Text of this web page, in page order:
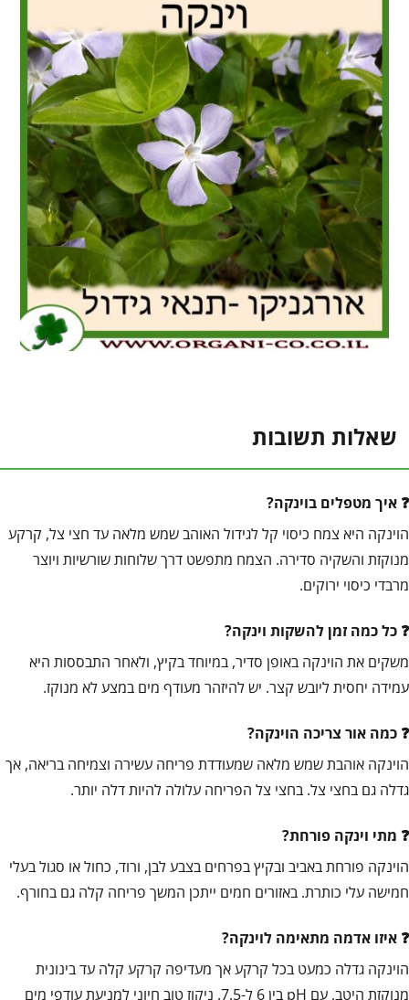
שאלות תשובות
איך מטפלים בוינקה?
הוינקה היא צמח כיסוי קל לגידול האוהב שמש מלאה עד חצי צל, קרקע
מנוקזת והשקיה סדירה. הצמח מתפשט דרך שלוחות שורשיות ויוצר
מרבדי כיסוי ירוקים.
כל כמה זמן להשקות וינקה?
משקים את הוינקה באופן סדיר, במיוחד בקיץ, ולאחר התבססות היא
עמידה יחסית ליובש קצר. יש להיזהר מעודף מים במצע לא מנוקז.
כמה אור צריכה הוינקה?
הוינקה אוהבת שמש מלאה שמעודדת פריחה עשירה וצמיחה בריאה, אך
גדלה גם בחצי צל. בחצי צל הפריחה עלולה להיות דלה יותר.
מתי וינקה פורחת?
הוינקה פורחת באביב ובקיץ בפרחים בצבע לבן, ורוד, כחול או סגול בעלי
חמישה עלי כותרת. באזורים חמים ייתכן המשך פריחה קלה גם בחורף.
איזו אדמה מתאימה לוינקה?
הוינקה גדלה כמעט בכל קרקע אך מעדיפה קרקע קלה עד בינונית
מנוקזת היטב, עם pH בין 6 ל-7.5. ניקוז טוב חיוני למניעת עודפי מים